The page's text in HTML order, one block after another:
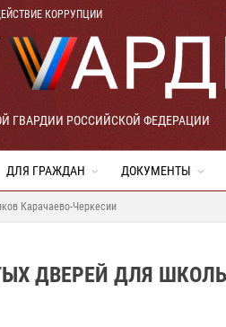
КОРРУПЦИИ
ГВАРДИИ РОССИЙСКОЙ ФЕДЕРАЦИИ
ДЛЯ ГРАЖДАН ДОКУМЕНТЫ
Карачаево-Черкесии
ДВЕРЕЙ ДЛЯ